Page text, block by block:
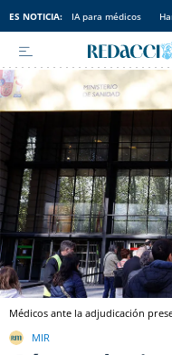
ES NOTICIA: IA para médicos
Médicos ante la adjudicación
MIR